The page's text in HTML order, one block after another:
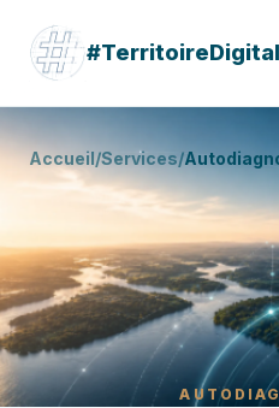
#TerritoireDigital
Accueil/Services/